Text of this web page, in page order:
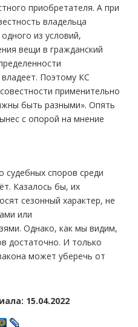
приобретателя. А при
владельца
из условий,
вещи в гражданский
Поэтому КС
применительно
быть разными». Опять
с опорой на мнение
споров среди
Казалось бы, их
сезонный характер, не
или
Однако, как мы видим,
достаточно. И только
может уберечь от
15.04.2022